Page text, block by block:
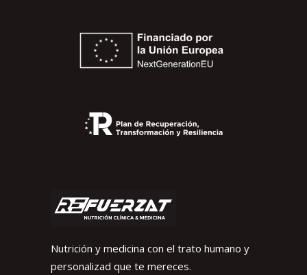
Nutrición y medicina con el trato humano y
personalizad que te mereces.